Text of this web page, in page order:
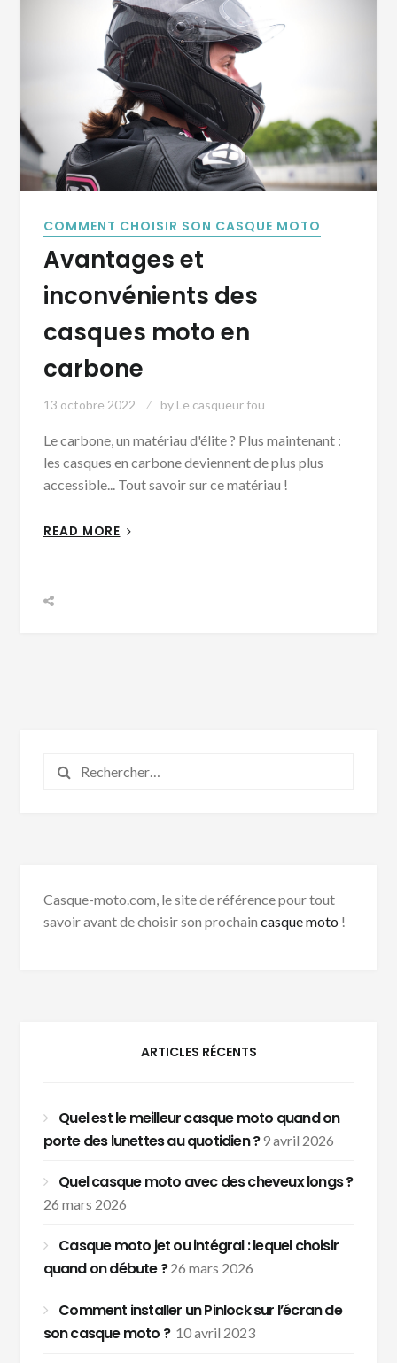
COMMENT CHOISIR SON CASQUE MOTO
Avantages et
inconvénients des
casques moto en
carbone
13 octobre 2022 by Le casqueur fou
Le carbone, un matériau d'élite ? Plus maintenant :
les casques en carbone deviennent de plus plus
accessible... Tout savoir sur ce matériau !
READ MORE
Rechercher :
Casque-moto.com, le site de référence pour tout
savoir avant de choisir son prochain casque moto !
ARTICLES RÉCENTS
Quel est le meilleur casque moto quand on
porte des lunettes au quotidien ? 9 avril 2026
Quel casque moto avec des cheveux longs ?
26 mars 2026
Casque moto jet ou intégral : lequel choisir
quand on débute ? 26 mars 2026
Comment installer un Pinlock sur l’écran de
son casque moto ? 10 avril 2023